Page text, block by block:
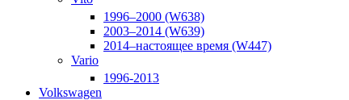
1996–2000 (W638)
2003–2014 (W639)
2014–настоящее время (W447)
Vario
1996-2013
Volkswagen